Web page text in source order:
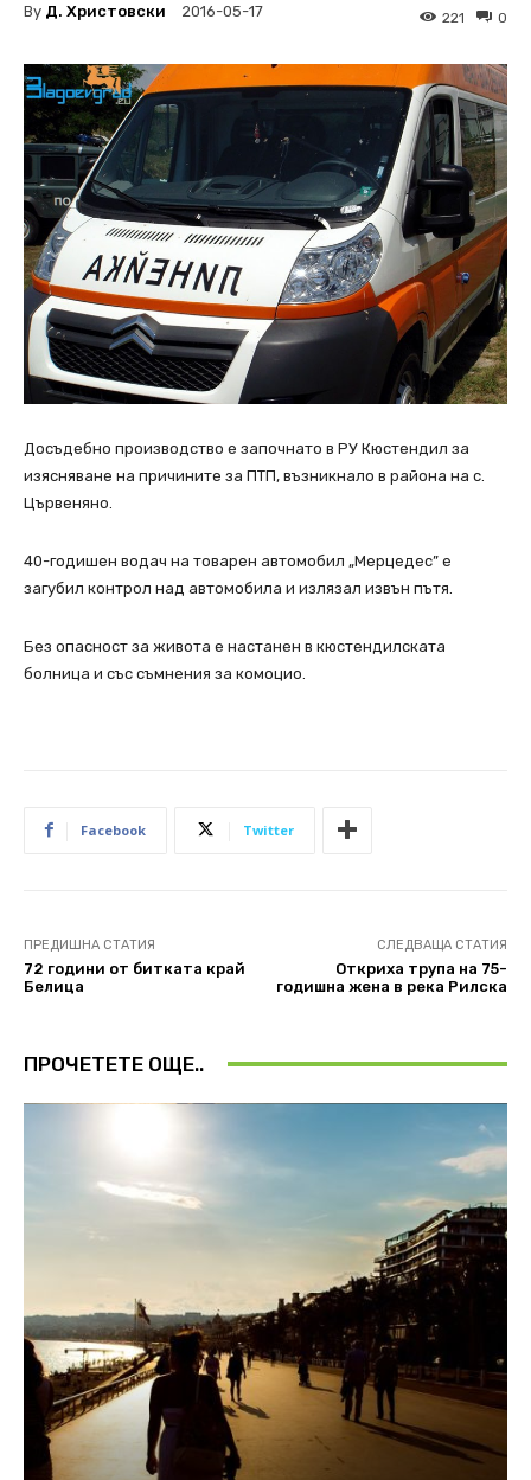
By Д. Христовски 2016-05-17 0
221
Досъдебно производство е започнато в РУ Кюстендил за
изясняване на причините за ПТП, възникнало в района на с.
Цървеняно.
40-годишен водач на товарен автомобил „Мерцедес” е
загубил контрол над автомобила и излязал извън пътя.
Без опасност за живота е настанен в кюстендилската
болница и със съмнения за комоцио.
Facebook Twitter
ПРЕДИШНА СТАТИЯ
72 години от битката край
Белица
СЛЕДВАЩА СТАТИЯ
Откриха трупа на 75-
годишна жена в река Рилска
ПРОЧЕТЕТЕ ОЩЕ..